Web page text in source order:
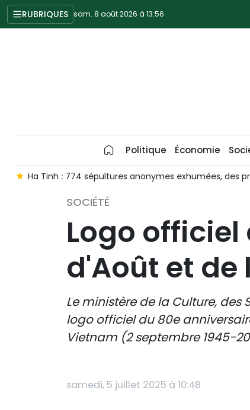
RUBRIQUES sam. 8 août 2026 à 13:56
Politique Économie
Ha Tinh : 774 sépultures anonymes exhumées, des
SOCIÉTÉ
Logo officiel
d'Août et de
Le ministère de la Culture,
logo officiel du 80e
Vietnam (2 septembre 1945-
samedi, 5 juillet 2025 à 10:48